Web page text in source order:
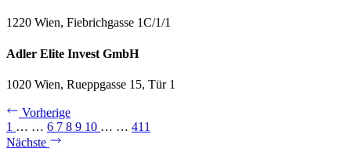
1220 Wien, Fiebrichgasse 1C/1/1
Adler Elite Invest GmbH
1020 Wien, Rueppgasse 15, Tür 1
Vorherige
1 … … 6 7 8 9 10 … … 411
Nächste